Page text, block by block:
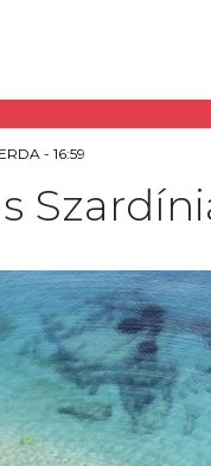
- 16:59